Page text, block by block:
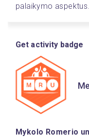
palaikymo aspektus.
Get activity badge
Mykolo Romerio